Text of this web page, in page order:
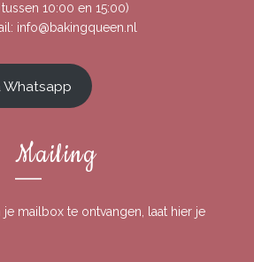
10:00 en 15:00)
info@bakingqueen.nl
Whatsapp
Mailing
mailbox te ontvangen, laat hier je